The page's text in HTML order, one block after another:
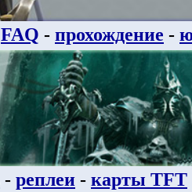
FAQ - прохождение -
- реплеи - карты TFT